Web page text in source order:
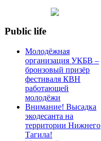
Public life
Молодёжная
организация УКБВ –
бронзовый призёр
фестиваля КВН
работающей
молодёжи
Внимание! Высадка
экодесанта на
территории Нижнего
Тагила!